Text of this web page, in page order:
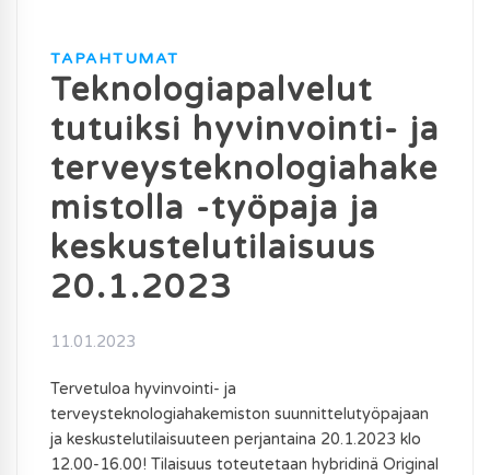
TAPAHTUMAT
Teknologiapalvelut
tutuiksi hyvinvointi- ja
terveysteknologiahake
mistolla -työpaja ja
keskustelutilaisuus
20.1.2023
11.01.2023
Tervetuloa hyvinvointi- ja
terveysteknologiahakemiston suunnittelutyöpajaan
ja keskustelutilaisuuteen perjantaina 20.1.2023 klo
12.00-16.00! Tilaisuus toteutetaan hybridinä Original